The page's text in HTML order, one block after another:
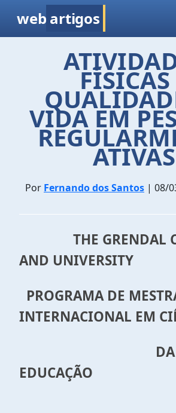
web artigos
FÍSICAS
VIDA EM
ATIVAS
Por Fernando dos Santos | 08/
THE GRENDAL
AND UNIVERSITY
PROGRAMA DE
INTERNACIONAL EM
DA
EDUCAÇÃO